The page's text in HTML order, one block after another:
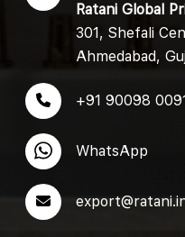
Ratani Global
301, Shefali
Ahmedabad,
+91 90098
WhatsApp